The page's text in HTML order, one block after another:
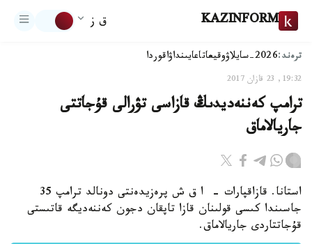
KAZINFORM ق ز
ترەند:2026-سايلاۋ وقيعاتاعايىنداۋاقوردا
19:32, 23 قازان 2017
ترامپ كەننەديدىڭ قازاسى تۋرالى قۇجاتتى
جاريالاماق
استانا. قازاقپارات - ا ق ش پرەزيدەنتى دونالد ترامپ 35
جاسىندا كىسى قولىنان قازا تاپقان دجون كەننەديگە قاتىستى
قۇجاتتاردى جاريالاماق.